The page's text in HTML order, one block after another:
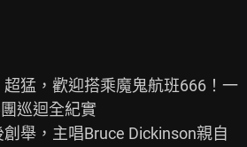
猛，歡迎搭乘魔鬼航班666！一
巡迴全紀實
舉，主唱Bruce Dickinson親自